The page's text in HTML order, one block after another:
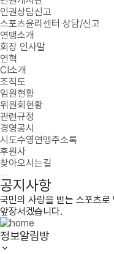
인권상담신고
스포츠윤리센터 상담/신고
연맹소개
회장 인사말
연혁
CI소개
조직도
임원현황
위원회현황
관련규정
경영공시
시도수영연맹주소록
후원사
찾아오시는길
공지사항
국민의 사랑을 받는 스포츠
앞장서겠습니다.
정보알림방